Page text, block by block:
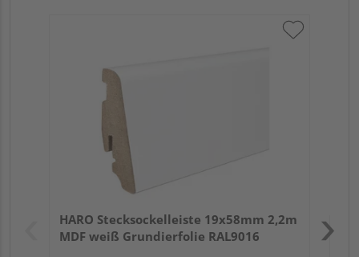
HARO Stecksockelleiste 19x58mm 2,2m
MDF weiß Grundierfolie RAL9016